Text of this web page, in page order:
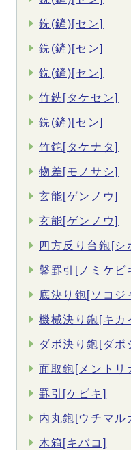
銑(鏟)[セン]
銑(鏟)[セン]
銑(鏟)[セン]
竹銑[タケセン]
銑(鏟)[セン]
竹鉈[タケナタ]
物差[モノサシ]
玄能[ゲンノウ]
玄能[ゲンノウ]
四方反り台鉋[シ
鑿罫引[ノミケビ
底決り鉋[ソコジ
機械決り鉋[キカ
ダボ決り鉋[ダボ
面取鉋[メントリ
罫引[ケビキ]
内丸鉋[ウチマル
木箱[キバコ]